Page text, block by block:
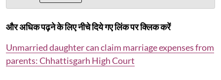
और अधिक पढ़ने के लिए नीचे दिये गए लिंक पर क्लिक करें
Unmarried daughter can claim marriage expenses from
parents: Chhattisgarh High Court